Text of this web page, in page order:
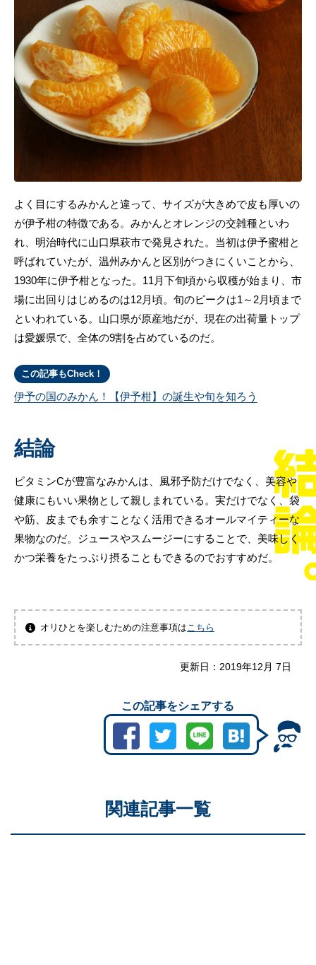
よく目にするみかんと違って、サイズが大きめで皮も厚いの
が伊予柑の特徴である。みかんとオレンジの交雑種といわ
れ、明治時代に山口県萩市で発見された。当初は伊予蜜柑と
呼ばれていたが、温州みかんと区別がつきにくいことから、
1930年に伊予柑となった。11月下旬頃から収穫が始まり、市
場に出回りはじめるのは12月頃。旬のピークは1～2月頃まで
といわれている。山口県が原産地だが、現在の出荷量トップ
は愛媛県で、全体の9割を占めているのだ。
この記事もCheck！
伊予の国のみかん！【伊予柑】の誕生や旬を知ろう
結論
ビタミンCが豊富なみかんは、風邪予防だけでなく、美容や
健康にもいい果物として親しまれている。実だけでなく、袋
や筋、皮までも余すことなく活用できるオールマイティーな
果物なのだ。ジュースやスムージーにすることで、美味しく
かつ栄養をたっぷり摂ることもできるのでおすすめだ。
オリひとを楽しむための注意事項はこちら
更新日： 2019年12月 7日
この記事をシェアする
関連記事一覧